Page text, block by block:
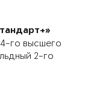
го высшего
2-го